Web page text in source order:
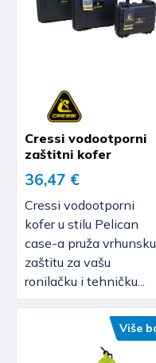
Cressi vodootporni
zaštitni kofer
36,47 €
Cressi vodootporni
kofer u stilu Pelican
case-a pruža vrhunsku
zaštitu za vašu
ronilačku i tehničku...
Više